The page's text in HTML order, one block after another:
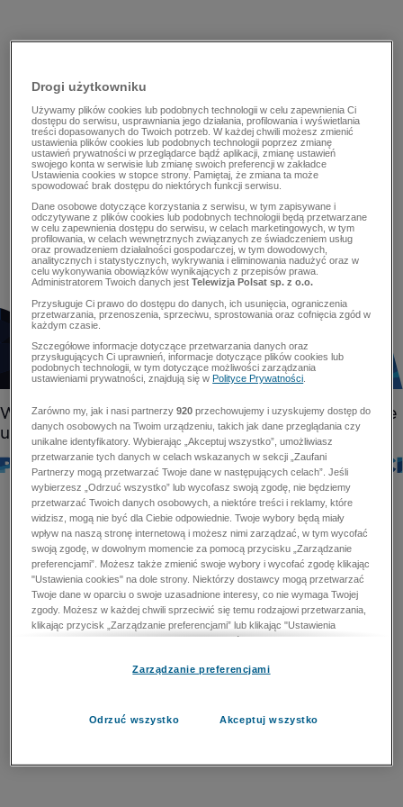
Drogi użytkowniku
Używamy plików cookies lub podobnych technologii w celu zapewnienia Ci
dostępu do serwisu, usprawniania jego działania, profilowania i wyświetlania
treści dopasowanych do Twoich potrzeb. W każdej chwili możesz zmienić
ustawienia plików cookies lub podobnych technologii poprzez zmianę
ustawień prywatności w przeglądarce bądź aplikacji, zmianę ustawień
swojego konta w serwisie lub zmianę swoich preferencji w zakładce
Ustawienia cookies w stopce strony. Pamiętaj, że zmiana ta może
spowodować brak dostępu do niektórych funkcji serwisu.
Dane osobowe dotyczące korzystania z serwisu, w tym zapisywane i
odczytywane z plików cookies lub podobnych technologii będą przetwarzane
w celu zapewnienia dostępu do serwisu, w celach marketingowych, w tym
profilowania, w celach wewnętrznych związanych ze świadczeniem usług
oraz prowadzeniem działalności gospodarczej, w tym dowodowych,
analitycznych i statystycznych, wykrywania i eliminowania nadużyć oraz w
celu wykonywania obowiązków wynikających z przepisów prawa.
Administratorem Twoich danych jestTelewizja Polsat sp. z o.o.
Przysługuje Ci prawo do dostępu do danych, ich usunięcia, ograniczenia
przetwarzania, przenoszenia, sprzeciwu, sprostowania oraz cofnięcia zgód w
każdym czasie.
Szczegółowe informacje dotyczące przetwarzania danych oraz
przysługujących Ci uprawnień, informacje dotyczące plików cookies lub
podobnych technologii, w tym dotyczące możliwości zarządzania
ustawieniami prywatności, znajdują się wPolityce Prywatności
Zarówno my, jak i nasi partnerzy920 przechowujemy i uzyskujemy dostęp do
danych osobowych na Twoim urządzeniu, takich jak dane przeglądania czy
unikalne identyfikatory. Wybierając „Akceptuj wszystko”, umożliwiasz
przetwarzanie tych danych w celach wskazanych w sekcji „Zaufani
Partnerzy mogą przetwarzać Twoje dane w następujących celach”. Jeśli
wybierzesz „Odrzuć wszystko” lub wycofasz swoją zgodę, nie będziemy
przetwarzać Twoich danych osobowych, a niektóre treści i reklamy, które
widzisz, mogą nie być dla Ciebie odpowiednie. Twoje wybory będą miały
wpływ na naszą stronę internetową i możesz nimi zarządzać, w tym wycofać
swoją zgodę, w dowolnym momencie za pomocą przycisku „Zarządzanie
preferencjami”. Możesz także zmienić swoje wybory i wycofać zgodę klikając
"Ustawienia cookies" na dole strony. Niektórzy dostawcy mogą przetwarzać
Twoje dane w oparciu o swoje uzasadnione interesy, co nie wymaga Twojej
zgody. Możesz w każdej chwili sprzeciwić się temu rodzajowi przetwarzania,
klikając przycisk „Zarządzanie preferencjami” lub klikając "Ustawienia
cookies" na dole strony. Nie możesz sprzeciwić się przetwarzaniu przez
zapobiegania oszustwom i naprawiania błędów, a w tym celu mogą zostać
przetwarzaniu danych osobowych w celu dostarczania i prezentacji reklam i
Zarządzanie preferencjami
Odrzuć wszystko Akceptuj wszystko